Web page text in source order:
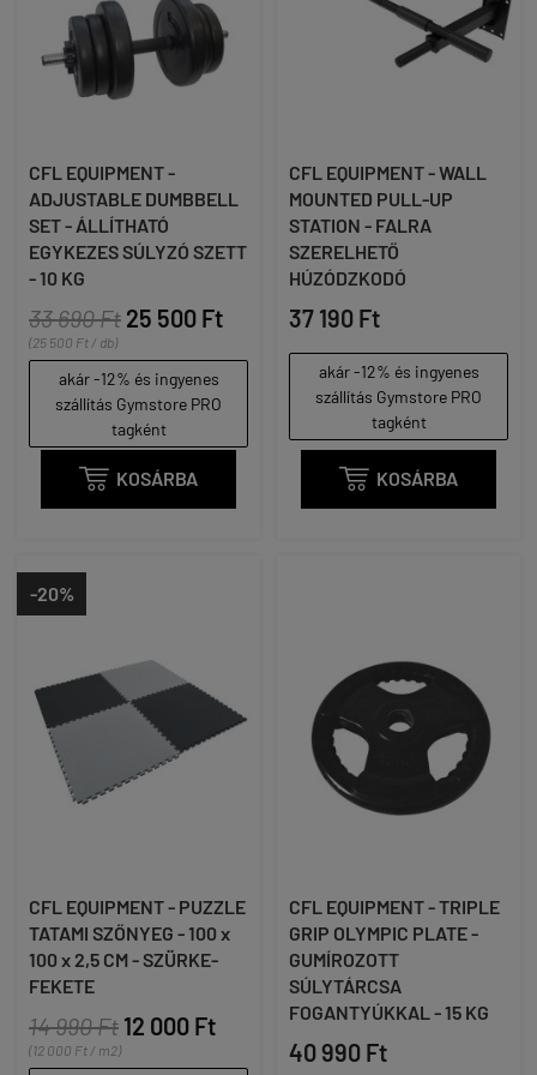
CFL EQUIPMENT -
ADJUSTABLE DUMBBELL
SET - ÁLLÍTHATÓ
EGYKEZES SÚLYZÓ SZETT
- 10 KG
33 690 Ft 25 500 Ft
(25 500 Ft / db)
akár -12% és ingyenes
szállítás Gymstore PRO
tagként
 KOSÁRBA
CFL EQUIPMENT - WALL
MOUNTED PULL-UP
STATION - FALRA
SZERELHETŐ
HÚZÓDZKODÓ
37 190 Ft
akár -12% és ingyenes
szállítás Gymstore PRO
tagként
 KOSÁRBA
-20%
CFL EQUIPMENT - PUZZLE
TATAMI SZŐNYEG - 100 x
100 x 2,5 CM - SZÜRKE-
FEKETE
14 990 Ft 12 000 Ft
(12 000 Ft / m2)
CFL EQUIPMENT - TRIPLE
GRIP OLYMPIC PLATE -
GUMÍROZOTT
SÚLYTÁRCSA
FOGANTYÚKKAL - 15 KG
40 990 Ft